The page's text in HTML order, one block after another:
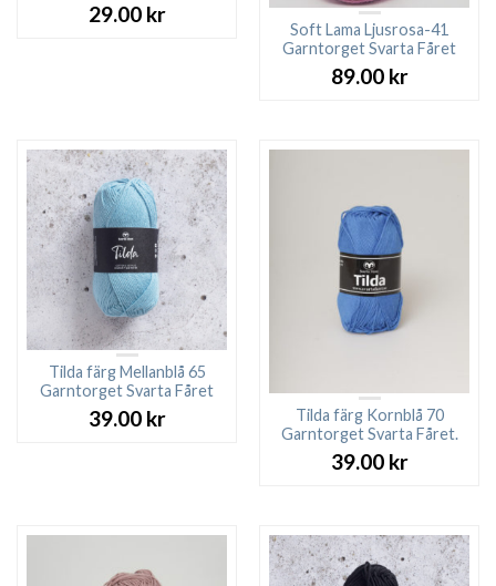
29.00 kr
Soft Lama Ljusrosa-41
Garntorget Svarta Fåret
89.00 kr
Tilda färg Mellanblå 65
Garntorget Svarta Fåret
39.00 kr
Tilda färg Kornblå 70
Garntorget Svarta Fåret.
39.00 kr